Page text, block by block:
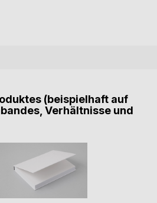
(beispielhaft auf
Verhältnisse und